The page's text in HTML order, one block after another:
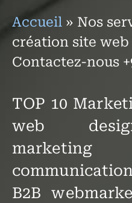
Accueil » Nos
création site web
Contactez-nous
TOP 10
web
B2B